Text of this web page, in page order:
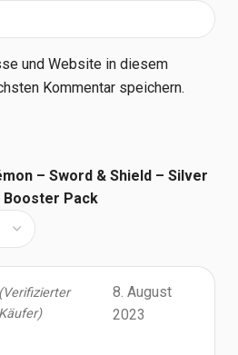
– Sword & Shield – Silver
Booster Pack
(Verifizierter
Käufer)
8. August
2023
und Website in diesem
Kommentar speichern.